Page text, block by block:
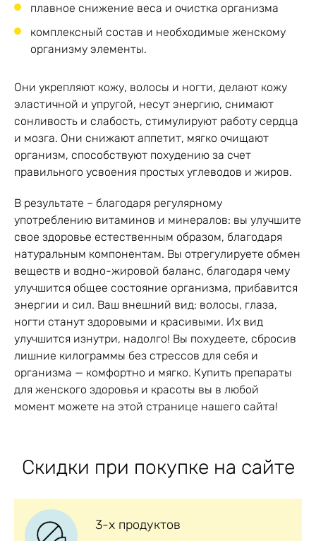
плавное снижение веса и очистка организма
комплексный состав и необходимые женскому
организму элементы.
Они укрепляют кожу, волосы и ногти, делают кожу
эластичной и упругой, несут энергию, снимают
сонливость и слабость, стимулируют работу сердца
и мозга. Они снижают аппетит, мягко очищают
организм, способствуют похудению за счет
правильного усвоения простых углеводов и жиров.
В результате – благодаря регулярному
употреблению витаминов и минералов: вы улучшите
свое здоровье естественным образом, благодаря
натуральным компонентам. Вы отрегулируете обмен
веществ и водно-жировой баланс, благодаря чему
улучшится общее состояние организма, прибавится
энергии и сил. Ваш внешний вид: волосы, глаза,
ногти станут здоровыми и красивыми. Их вид
улучшится изнутри, надолго! Вы похудеете, сбросив
лишние килограммы без стрессов для себя и
организма — комфортно и мягко. Купить препараты
для женского здоровья и красоты вы в любой
момент можете на этой странице нашего сайта!
Скидки при покупке на сайте
3-х продуктов